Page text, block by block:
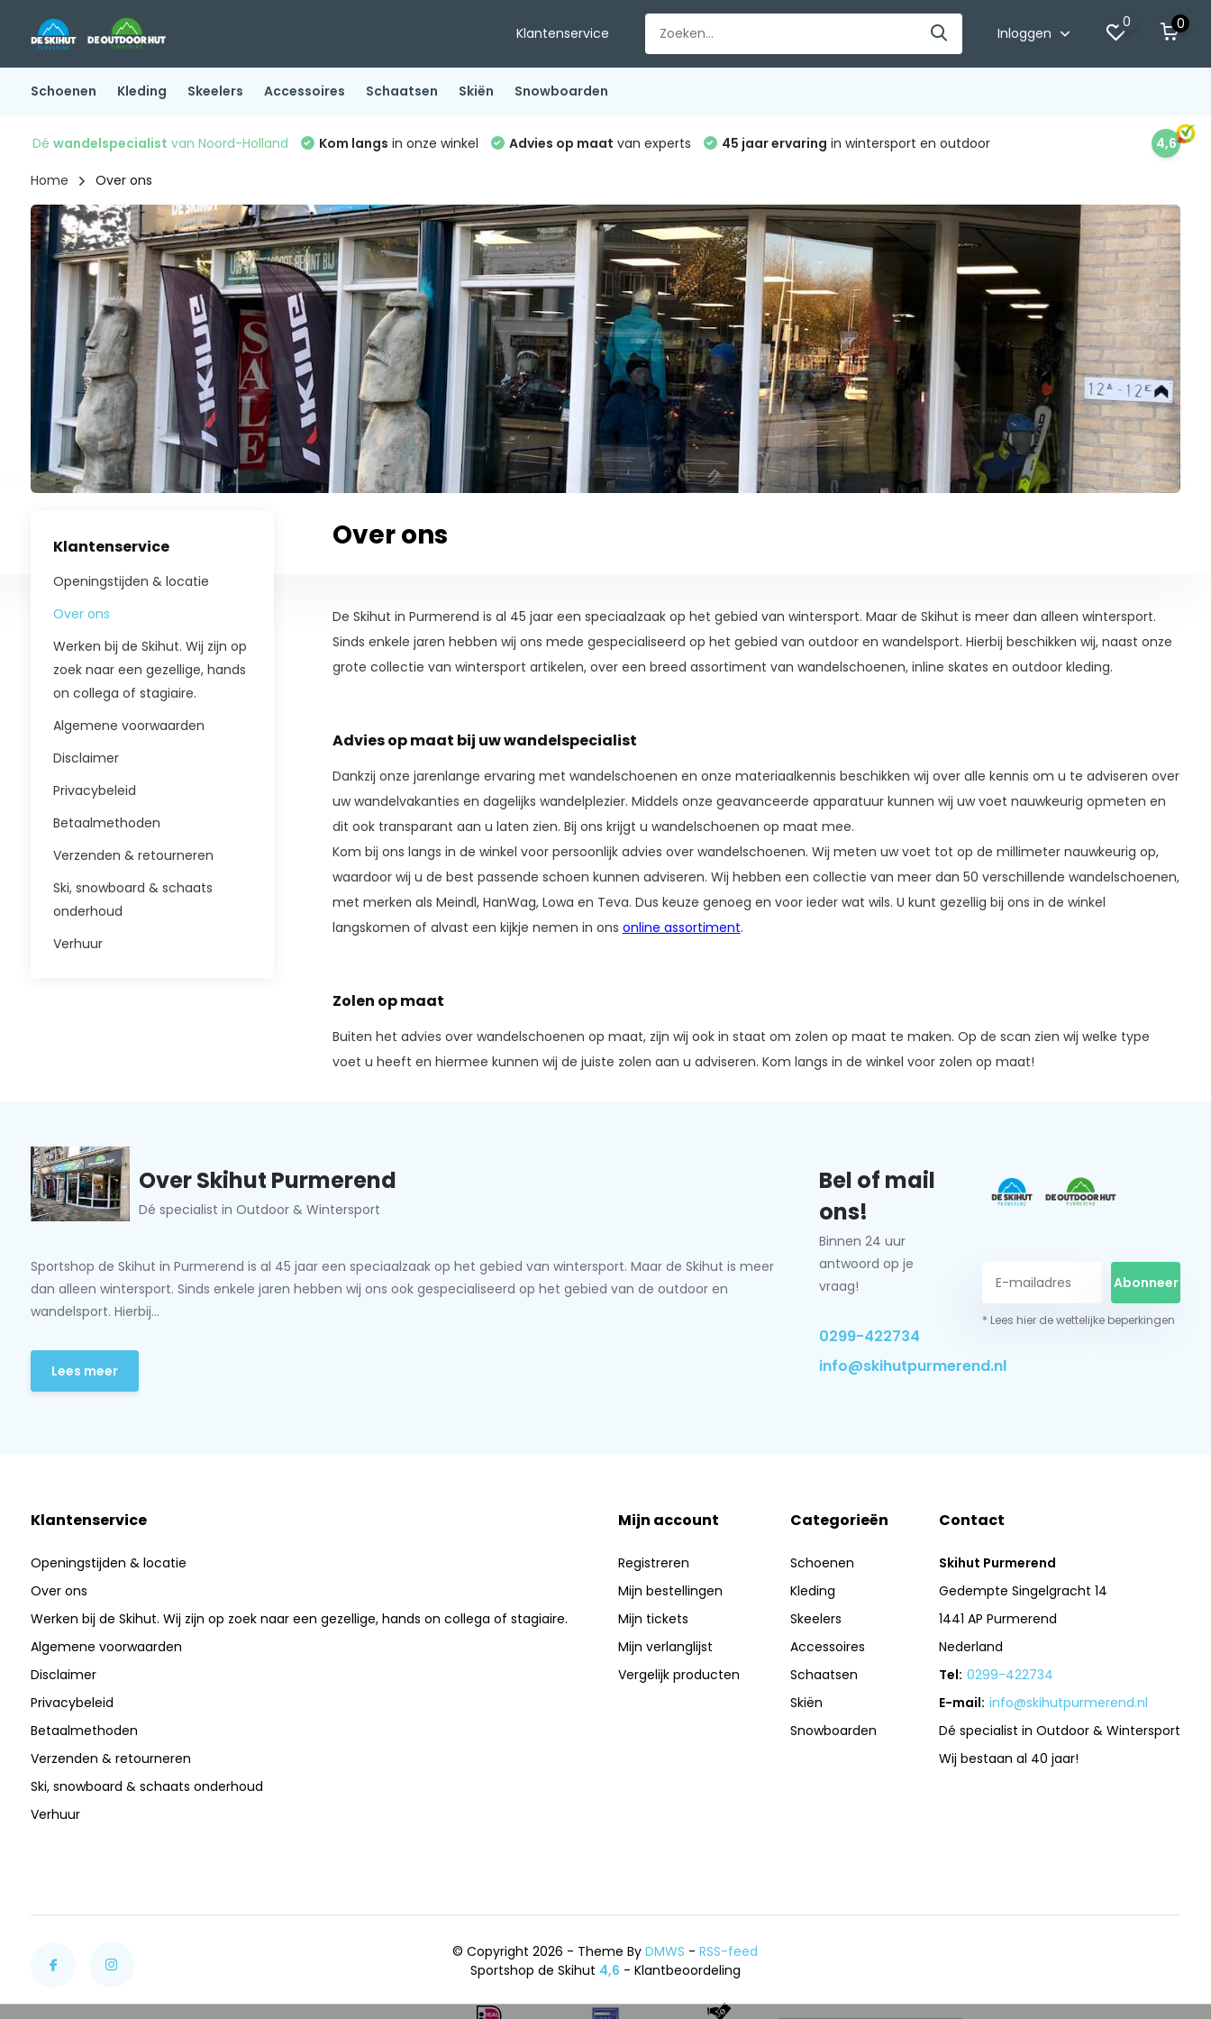
Klantenservice Inloggen
0 0
Schoenen Kleding Skeelers Accessoires Schaatsen Skiën Snowboarden
Dé wandelspecialist van Noord-Holland Kom langs in onze winkel Advies op maat van experts 45 jaar ervaring in wintersport en outdoor 4,6
Home Over ons
Klantenservice
Openingstijden & locatie
Over ons
Werken bij de Skihut. Wij zijn op
zoek naar een gezellige, hands
on collega of stagiaire.
Algemene voorwaarden
Disclaimer
Privacybeleid
Betaalmethoden
Verzenden & retourneren
Ski, snowboard & schaats
onderhoud
Verhuur
Over ons
De Skihut in Purmerend is al 45 jaar een speciaalzaak op het gebied van wintersport. Maar de Skihut is meer dan alleen wintersport.
Sinds enkele jaren hebben wij ons mede gespecialiseerd op het gebied van outdoor en wandelsport. Hierbij beschikken wij, naast onze
grote collectie van wintersport artikelen, over een breed assortiment van wandelschoenen, inline skates en outdoor kleding.
Advies op maat bij uw wandelspecialist
Dankzij onze jarenlange ervaring met wandelschoenen en onze materiaalkennis beschikken wij over alle kennis om u te adviseren over
uw wandelvakanties en dagelijks wandelplezier. Middels onze geavanceerde apparatuur kunnen wij uw voet nauwkeurig opmeten en
dit ook transparant aan u laten zien. Bij ons krijgt u wandelschoenen op maat mee.
Kom bij ons langs in de winkel voor persoonlijk advies over wandelschoenen. Wij meten uw voet tot op de millimeter nauwkeurig op,
waardoor wij u de best passende schoen kunnen adviseren. Wij hebben een collectie van meer dan 50 verschillende wandelschoenen,
met merken als Meindl, HanWag, Lowa en Teva. Dus keuze genoeg en voor ieder wat wils. U kunt gezellig bij ons in de winkel
langskomen of alvast een kijkje nemen in ons online assortiment.
Zolen op maat
Buiten het advies over wandelschoenen op maat, zijn wij ook in staat om zolen op maat te maken. Op de scan zien wij welke type
voet u heeft en hiermee kunnen wij de juiste zolen aan u adviseren. Kom langs in de winkel voor zolen op maat!
Over Skihut Purmerend
Dé specialist in Outdoor & Wintersport
Sportshop de Skihut in Purmerend is al 45 jaar een speciaalzaak op het gebied van wintersport. Maar de Skihut is meer
dan alleen wintersport. Sinds enkele jaren hebben wij ons ook gespecialiseerd op het gebied van de outdoor en
wandelsport. Hierbij...
Lees meer
Bel of mail
ons!
Binnen 24 uur
antwoord op je
vraag!
0299-422734
info@skihutpurmerend.nl
Abonneer
* Lees hier de wettelijke beperkingen
Klantenservice
Openingstijden & locatie
Over ons
Werken bij de Skihut. Wij zijn op zoek naar een gezellige, hands on collega of stagiaire.
Algemene voorwaarden
Disclaimer
Privacybeleid
Betaalmethoden
Verzenden & retourneren
Ski, snowboard & schaats onderhoud
Verhuur
Mijn account
Registreren
Mijn bestellingen
Mijn tickets
Mijn verlanglijst
Vergelijk producten
Categorieën
Schoenen
Kleding
Skeelers
Accessoires
Schaatsen
Skiën
Snowboarden
Contact
Skihut Purmerend
Gedempte Singelgracht 14
1441 AP Purmerend
Nederland
Tel: 0299-422734
E-mail: info@skihutpurmerend.nl
Dé specialist in Outdoor & Wintersport
Wij bestaan al 40 jaar!
© Copyright 2026 - Theme ByDMWS -RSS-feed
Sportshop de Skihut 4,6 - Klantbeoordeling